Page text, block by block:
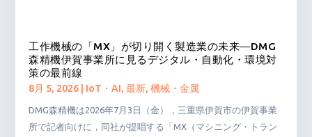
工作機械の「MX」が切り開く製造業の未来―DMG
森精機伊賀事業所に見るデジタル・自動化・環境対
策の最前線
8月 5, 2026 IoT・AI,最新,機械・金属
DMG森精機は2026年7月3日（金），三重県伊賀市の伊賀事業
所で記者向けに，同社が提唱する「MX（マシニング・トラン